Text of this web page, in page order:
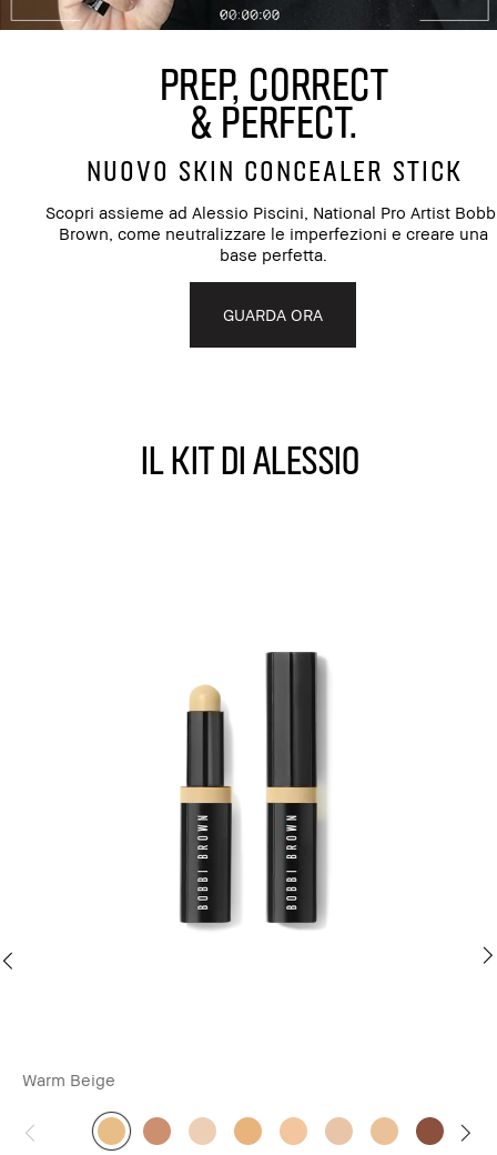
PREP, CORRECT
& PERFECT.
NUOVO SKIN CONCEALER STICK
Scopri assieme ad Alessio Piscini, National Pro Artist
Brown, come neutralizzare le imperfezioni e creare una
base perfetta.
GUARDA ORA
IL KIT DI ALESSIO
Warm Beige